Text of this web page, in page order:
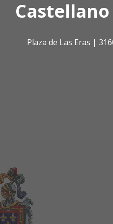
Castellano
Plaza de Las Eras |